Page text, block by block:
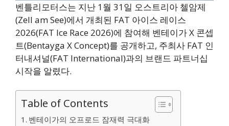
벤틀리모터스는 지난 1월 31일 오스트리아 첼암제
(Zell am See)에서 개최된 FAT 아이스 레이스
2026(FAT Ice Race 2026)에 참여해 벤테이가 X 콘셉
트(Bentayga X Concept)를 공개하고, 주최사 FAT 인
터내셔널(FAT International)과의 브랜드 파트너십
시작을 알렸다.
Table of Contents
벤테이가의 오프로드 잠재력 극대화